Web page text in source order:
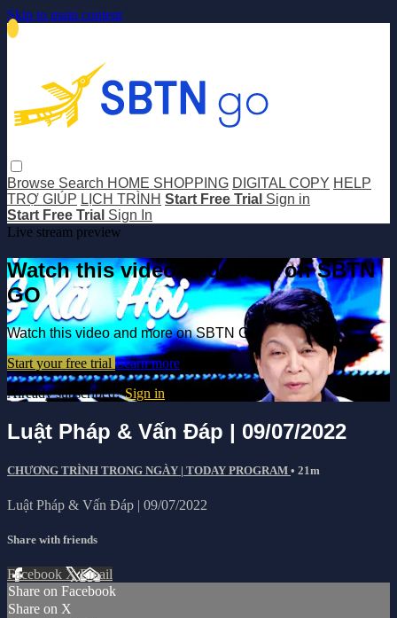
Skip to main content
Browse Search HOME SHOPPING DIGITAL COPY HELP
TRỢ GIÚP LỊCH TRÌNH Start Free Trial Sign in
Start Free Trial Sign In
Live stream preview
Watch this video and more on SBTN
GO
Watch this video and more on SBTN GO
Start your free trial Learn more
Already subscribed?Sign in
Luật Pháp & Vấn Đáp | 09/07/2022
CHƯƠNG TRÌNH TRONG NGÀY | TODAY PROGRAM • 21m
Luật Pháp & Vấn Đáp | 09/07/2022
Share with friends
Facebook XEmail
Share on Facebook
Share on X